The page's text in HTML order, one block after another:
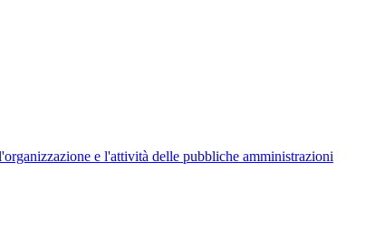
e l'attività delle pubbliche amministrazioni